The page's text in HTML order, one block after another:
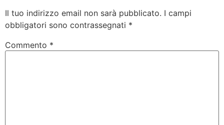
Il tuo indirizzo email non sarà pubblicato. I campi
obbligatori sono contrassegnati *
Commento *